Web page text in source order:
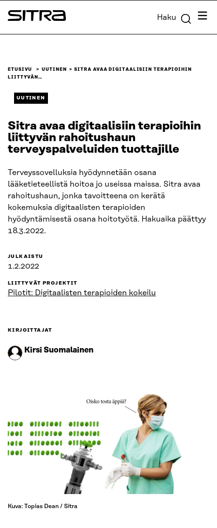
Siirry
suoraan
Sitra Haku
ETUSIVU UUTINEN
SITRA AVAA DIGITAALISIIN TERAPIOIHIN
LIITTYVÄN…
UUTINEN
Sitra avaa digitaalisiin terapioihin
liittyvän rahoitushaun
terveyspalveluiden tuottajille
Terveyssovelluksia hyödynnetään osana
lääketieteellistä hoitoa jo useissa maissa. Sitra avaa
rahoitushaun, jonka tavoitteena on kerätä
kokemuksia digitaalisten terapioiden
hyödyntämisestä osana hoitotyötä. Hakuaika päättyy
18.3.2022.
JULKAISTU
1.2.2022
LIITTYVÄT PROJEKTIT
Pilotit: Digitaalisten terapioiden kokeilu
KIRJOITTAJAT
Kirsi Suomalainen
Kuva: Topias Dean / Sitra